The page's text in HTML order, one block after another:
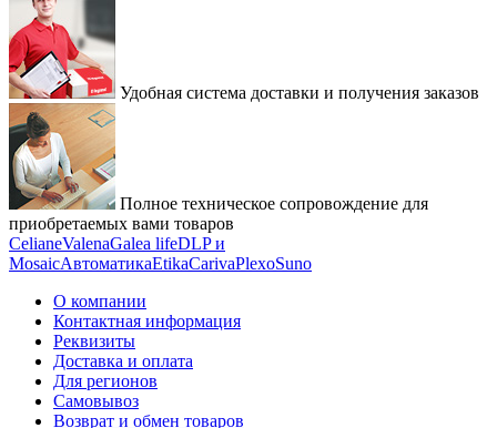
Удобная система доставки и получения заказов
Полное техническое сопровождение для
приобретаемых вами товаров
CelianeValenaGalea lifeDLP и
MosaicАвтоматикаEtikaCarivaPlexoSuno
О компании
Контактная информация
Реквизиты
Доставка и оплата
Для регионов
Самовывоз
Возврат и обмен товаров